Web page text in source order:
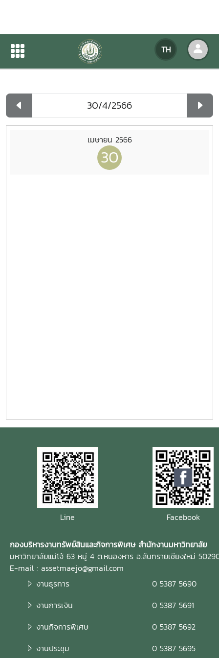
TH
ปฏิทินกิจกรรมของหน่วยงาน
ปฏิทินกิจกรรมของหน่วยงาน
เมษายน 2566
30
Line Facebook
กองบริหารงานทรัพย์สินและกิจการพิเศษ สำนักงานมหาวิทยาลัย
มหาวิทยาลัยแม่โจ้ 63 หมู่ 4 ต.หนองหาร อ.สันทรายเชียงใหม่
E-mail : assetmaejo@gmail.com
งานธุรการ
0 5387 5690
งานการเงิน
0 5387 5691
งานกิจการพิเศษ
0 5387 5692
งานประชุม
0 5387 5695